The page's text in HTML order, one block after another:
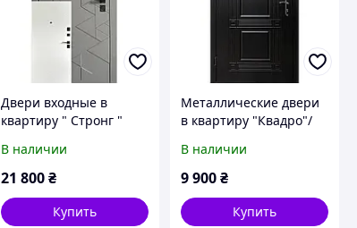
Двери входные в
квартиру " Стронг "
от производителя
860*2050/960*2050
В наличии
21 800 ₴
Купить
Металлические двери
в квартиру "Квадро"/
двери/ двери в
наличии/ склад дверей
В наличии
9 900₴
Купить